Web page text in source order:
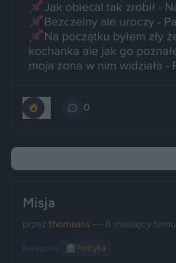
0
Misja
przez thomaass — 8 miesięcy temu
Kategoria: 🏛️ Polityka